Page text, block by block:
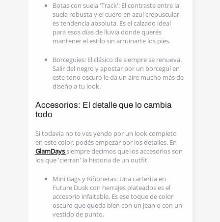
Botas con suela 'Track': El contraste entre la
suela robusta y el cuero en azul crepuscular
es tendencia absoluta. Es el calzado ideal
para esos días de lluvia donde querés
mantener el estilo sin arruinarte los pies.
Borceguíes: El clásico de siempre se renueva.
Salir del negro y apostar por un borceguí en
este tono oscuro le da un aire mucho más de
diseño a tu look.
Accesorios: El detalle que lo cambia
todo
Si todavía no te ves yendo por un look completo
en este color, podés empezar por los detalles. En
GlamDayssiempre decimos que los accesorios son
los que 'cierran' la historia de un outfit.
Mini Bags y Riñoneras: Una carterita en
Future Dusk con herrajes plateados es el
accesorio infaltable. Es ese toque de color
oscuro que queda bien con un jean o con un
vestido de punto.